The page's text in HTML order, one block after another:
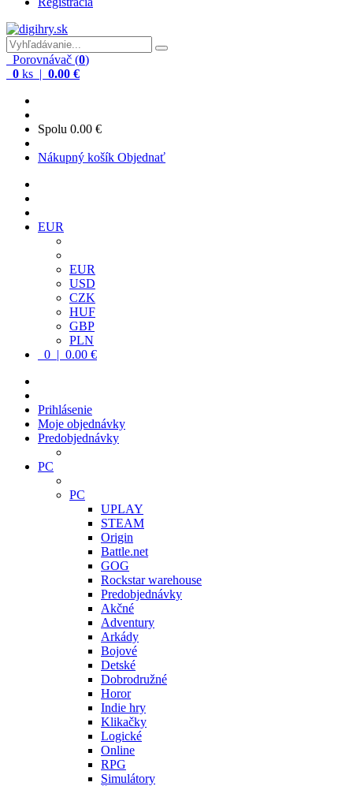
Porovnávač (0)
0 ks | 0.00 €
Spolu 0.00 €
Nákupný košík Objednať
EUR
EUR
USD
CZK
HUF
GBP
PLN
0 | 0.00 €
Prihlásenie
Moje objednávky
Predobjednávky
PC
PC
UPLAY
STEAM
Origin
Battle.net
GOG
Rockstar warehouse
Predobjednávky
Akčné
Adventury
Arkády
Bojové
Detské
Dobrodružné
Horor
Indie hry
Klikačky
Logické
Online
RPG
Simulátory